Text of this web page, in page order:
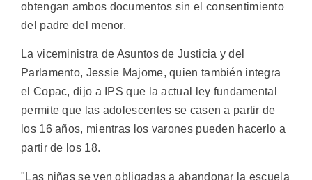
obtengan ambos documentos sin el consentimiento
del padre del menor.
La viceministra de Asuntos de Justicia y del
Parlamento, Jessie Majome, quien también integra
el Copac, dijo a IPS que la actual ley fundamental
permite que las adolescentes se casen a partir de
los 16 años, mientras los varones pueden hacerlo a
partir de los 18.
"Las niñas se ven obligadas a abandonar la escuela